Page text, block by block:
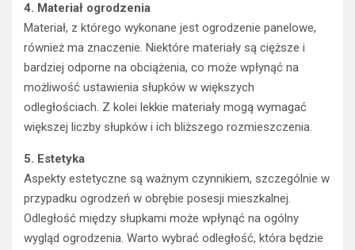
4. Materiał ogrodzenia
Materiał, z którego wykonane jest ogrodzenie panelowe,
również ma znaczenie. Niektóre materiały są cięższe i
bardziej odporne na obciążenia, co może wpłynąć na
możliwość ustawienia słupków w większych
odległościach. Z kolei lekkie materiały mogą wymagać
większej liczby słupków i ich bliższego rozmieszczenia.
5. Estetyka
Aspekty estetyczne są ważnym czynnikiem, szczególnie w
przypadku ogrodzeń w obrębie posesji mieszkalnej.
Odległość między słupkami może wpłynąć na ogólny
wygląd ogrodzenia. Warto wybrać odległość, która będzie